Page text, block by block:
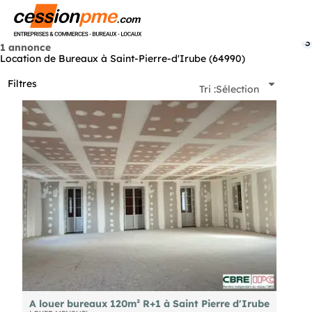
1 annonce
Location de Bureaux à Saint-Pierre-d'Irube (64990)
Filtres
3
Tri :Sélection
A louer bureaux 120m² R+1 à Saint Pierre d'Irube